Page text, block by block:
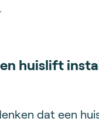
huislift
dat een